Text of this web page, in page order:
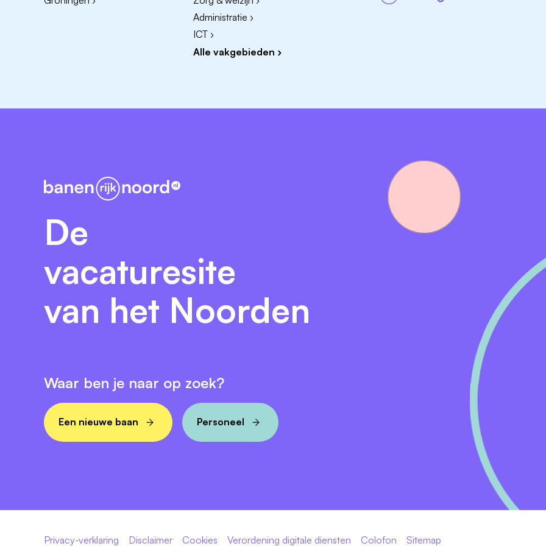
nauwkeurig, denkt mee over verbeteringen, geeft feedback en zorgt dat de kwaliteit hoog blijft. In
samenwerking met collega's zorg je dat het werk soepel verloopt en de gebruiker centraal staat.
Kennis van zorgprocessen (VVT/GHZ/Jeugdzorg is een pré)
Een uitdagende, leuke functie in een vernieuwende organisatie. We hebben veel aandacht voor jouw
persoonlijke en vakinhoudelijke ontwikkeling. Daarom kun je o.a. gebruikmaken van de online
leeromgeving van GoodHabitz, waarin je ruime keuze hebt uit diverse online trainingen. Daarnaast
ontvang je:
Een goed salaris van max. € 4.262,00 bruto per maand o.b.v. 36 uur. De inschaling is afhankelijk
ervaring (FWG 45 conform cao gehandicaptenzorg)
NAAST vakantietoeslag ontvang je een eindejaarsuitkering van 8,33%
Een passende reiskostenvergoeding, reizen met het OV wordt volledig vergoed
En nog meer aantrekkelijke arbeidsvoorwaarden zoals een pensioenregeling en bedrijfsfitness
We leren je graag kennen!
Ben je enthousiast en wil je reageren? We vinden persoonlijk contact belangrijk.
Voor meer informatie of vragen over de functie kun je contact opnemen met Arie Martens, manager
via telefoonnummer: 06-25376546. Neem dan contact op met Josefien Dam, corporate recruiter,
Een geldige Verklaring omtrent Gedrag is verplicht en een voorwaarde voor benoeming: deze wordt
Administratie ›
ICT ›
Alle vakgebieden ›
De
vacaturesite
van het Noorden
Waar ben je naar op zoek?
Een nieuwe baan Personeel
Privacy-verklaring Disclaimer Cookies Verordening digitale diensten Colofon Sitemap